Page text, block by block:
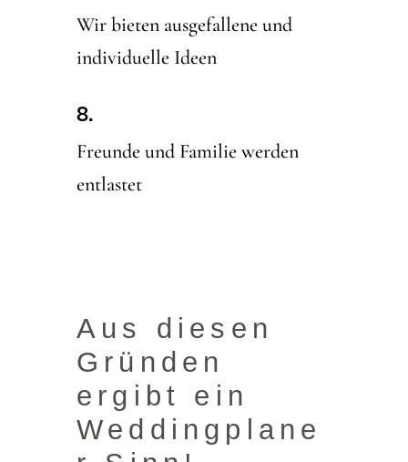
Wir bieten ausgefallene und
individuelle Ideen
Freunde und Familie werden
entlastet
Aus diesen
Gründen
ergibt ein
Weddingplane